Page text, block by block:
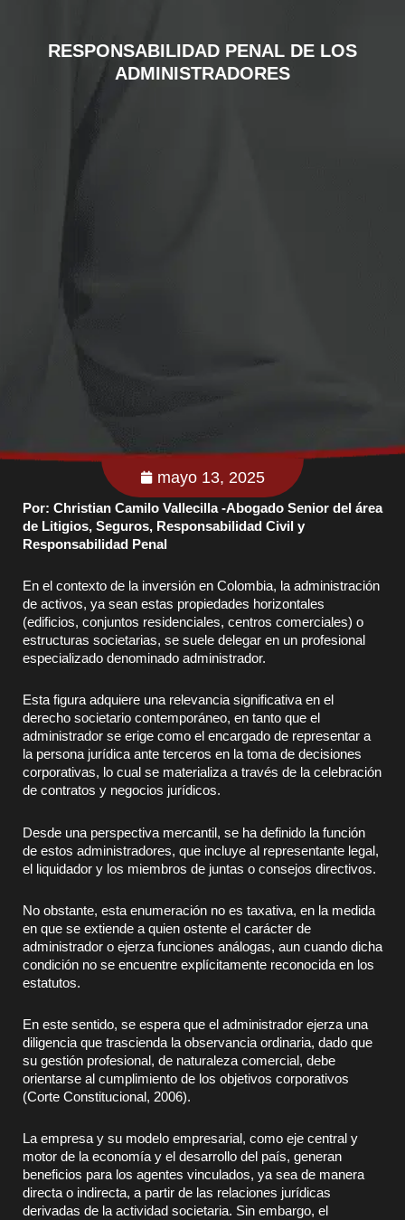
RESPONSABILIDAD PENAL DE LOS
ADMINISTRADORES
mayo 13, 2025
Por: Christian Camilo Vallecilla -Abogado Senior del área
de Litigios, Seguros, Responsabilidad Civil y
Responsabilidad Penal
En el contexto de la inversión en Colombia, la administración
de activos, ya sean estas propiedades horizontales
(edificios, conjuntos residenciales, centros comerciales) o
estructuras societarias, se suele delegar en un profesional
especializado denominado administrador.
Esta figura adquiere una relevancia significativa en el
derecho societario contemporáneo, en tanto que el
administrador se erige como el encargado de representar a
la persona jurídica ante terceros en la toma de decisiones
corporativas, lo cual se materializa a través de la celebración
de contratos y negocios jurídicos.
Desde una perspectiva mercantil, se ha definido la función
de estos administradores, que incluye al representante legal,
el liquidador y los miembros de juntas o consejos directivos.
No obstante, esta enumeración no es taxativa, en la medida
en que se extiende a quien ostente el carácter de
administrador o ejerza funciones análogas, aun cuando dicha
condición no se encuentre explícitamente reconocida en los
estatutos.
En este sentido, se espera que el administrador ejerza una
diligencia que trascienda la observancia ordinaria, dado que
su gestión profesional, de naturaleza comercial, debe
orientarse al cumplimiento de los objetivos corporativos
(Corte Constitucional, 2006).
La empresa y su modelo empresarial, como eje central y
motor de la economía y el desarrollo del país, generan
beneficios para los agentes vinculados, ya sea de manera
directa o indirecta, a partir de las relaciones jurídicas
derivadas de la actividad societaria. Sin embargo, el